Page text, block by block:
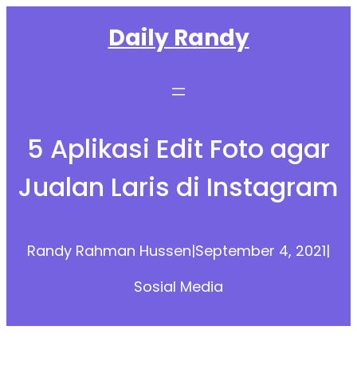
Daily Randy
5 Aplikasi Edit Foto agar
Jualan Laris di Instagram
Randy Rahman Hussen|September 4, 2021|
Sosial Media